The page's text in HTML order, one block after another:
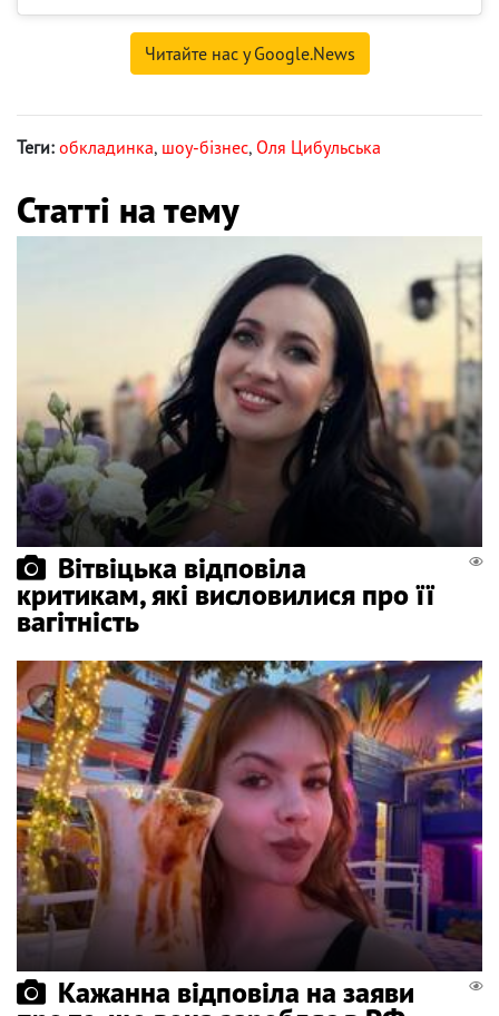
Читайте нас у Google.News
Теги: обкладинка, шоу-бізнес, Оля Цибульська
Статті на тему
Вітвіцька відповіла
критикам, які висловилися про її
вагітність
Кажанна відповіла на заяви